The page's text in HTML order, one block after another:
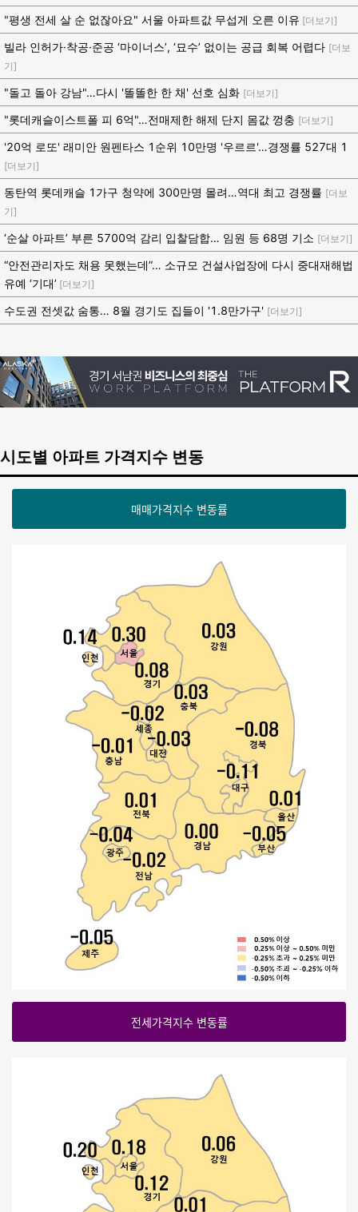
"평생 전세 살 순 없잖아요" 서울 아파트값 무섭게 오른 이유 [더보기]
빌라 인허가·착공·준공 ‘마이너스’, ‘묘수’ 없이는 공급 회복 어렵다 [더보
기]
"돌고 돌아 강남"…다시 '똘똘한 한 채' 선호 심화 [더보기]
"롯데캐슬이스트폴 피 6억"…전매제한 해제 단지 몸값 껑충 [더보기]
'20억 로또' 래미안 원펜타스 1순위 10만명 '우르르'…경쟁률 527대 1
[더보기]
동탄역 롯데캐슬 1가구 청약에 300만명 몰려…역대 최고 경쟁률 [더보
기]
‘순살 아파트’ 부른 5700억 감리 입찰담합… 임원 등 68명 기소 [더보기]
“안전관리자도 채용 못했는데”… 소규모 건설사업장에 다시 중대재해법
유예 ‘기대’ [더보기]
수도권 전셋값 숨통… 8월 경기도 집들이 '1.8만가구' [더보기]
시도별 아파트 가격지수 변동
매매가격지수 변동률
전세가격지수 변동률